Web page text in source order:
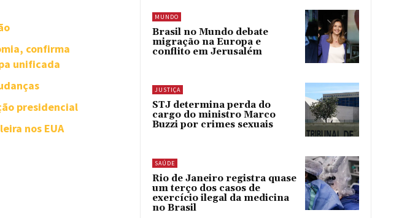
confirma
unificada
presidencial
nos EUA
MUNDO
Brasil no Mundo debate
migração na Europa e
conflito em Jerusalém
JUSTIÇA
STJ determina perda do
cargo do ministro Marco
Buzzi por crimes sexuais
SAÚDE
Rio de Janeiro registra quase
um terço dos casos de
exercício ilegal da medicina
no Brasil